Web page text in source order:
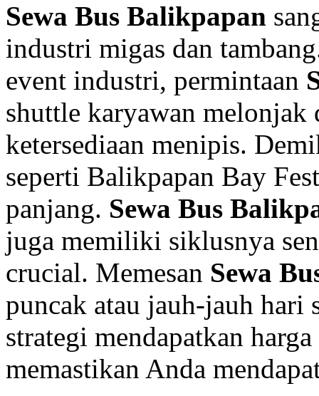
Sewa Bus Balikpapan
industri migas dan
event industri, permintaan
shuttle karyawan melonjak
ketersediaan menipis.
seperti Balikpapan Bay
panjang. Sewa Bus
juga memiliki siklusnya
crucial. Memesan Sewa
puncak atau jauh-jauh hari
strategi mendapatkan
memastikan Anda